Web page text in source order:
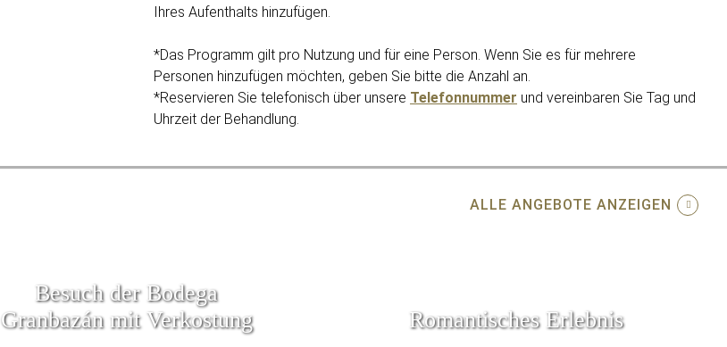
Ihres Aufenthalts hinzufügen.
*Das Programm gilt pro Nutzung und für eine Person. Wenn Sie es für mehrere
Personen hinzufügen möchten, geben Sie bitte die Anzahl an.
*Reservieren Sie telefonisch über unsere Telefonnummer und vereinbaren Sie Tag und
Uhrzeit der Behandlung.
ALLE ANGEBOTE ANZEIGEN
Besuch der Bodega
Granbazán mit Verkostung
Romantisches Erlebnis